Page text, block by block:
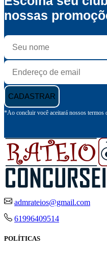
nossas
CADASTRAR
*Ao concluir você aceitará nossos termos
admrateios@gmail.com
61996409514
POLÍTICAS